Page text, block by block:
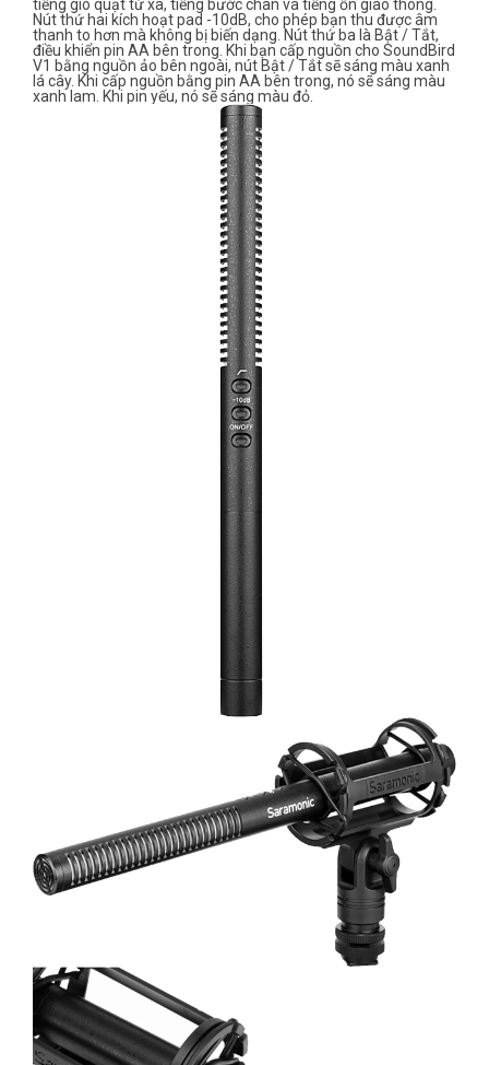
tiếng gió quạt từ xa, tiếng bước chân và tiếng ồn giao thông.
Nút thứ hai kích hoạt pad -10dB, cho phép bạn thu được âm
thanh to hơn mà không bị biến dạng. Nút thứ ba là Bật / Tắt,
điều khiển pin AA bên trong. Khi bạn cấp nguồn cho SoundBird
V1 bằng nguồn ảo bên ngoài, nút Bật / Tắt sẽ sáng màu xanh
lá cây. Khi cấp nguồn bằng pin AA bên trong, nó sẽ sáng màu
xanh lam. Khi pin yếu, nó sẽ sáng màu đỏ.